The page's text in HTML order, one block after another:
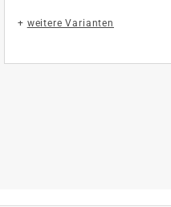
+ weitere Varianten